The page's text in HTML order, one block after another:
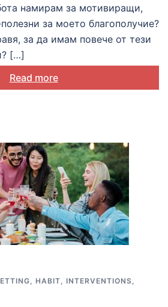
намирам за мотивиращи,
за моето благополучие?
за да имам повече от тези
[…]
Read more
, HABIT, INTERVENTIONS,